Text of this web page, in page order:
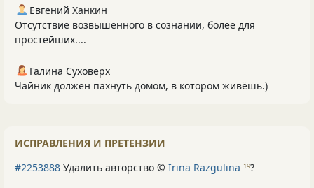
Евгений Ханкин
Отсутствие возвышенного в сознании, более для
простейших....
Галина Суховерх
Чайник должен пахнуть домом, в котором живёшь.)
ИСПРАВЛЕНИЯ И ПРЕТЕНЗИИ
#2253888 Удалить авторство © Irina Razgulina 19?